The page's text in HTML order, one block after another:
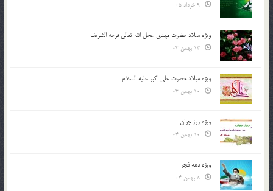
ویژه میلاد حضرت مهدی عجل الله تعالی فرجه الشريف
ویژه میلاد حضرت علی اکبر علیه السلام
ویژه روز جوان
ویژه دهه فجر